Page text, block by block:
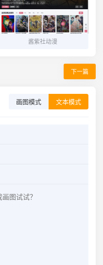
酱紫社动漫
下一篇
画图模式 文本模式